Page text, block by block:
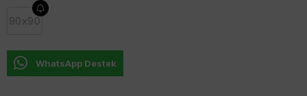
90x90
WhatsApp Destek